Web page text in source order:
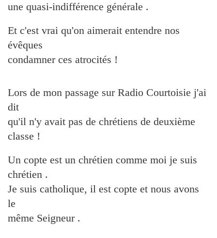
une quasi-indifférence générale .
Et c'est vrai qu'on aimerait entendre nos
évêques
condamner ces atrocités !
Lors de mon passage sur Radio Courtoisie j'ai
dit
qu'il n'y avait pas de chrétiens de deuxième
classe !
Un copte est un chrétien comme moi je suis
chrétien .
Je suis catholique, il est copte et nous avons
le
même Seigneur .